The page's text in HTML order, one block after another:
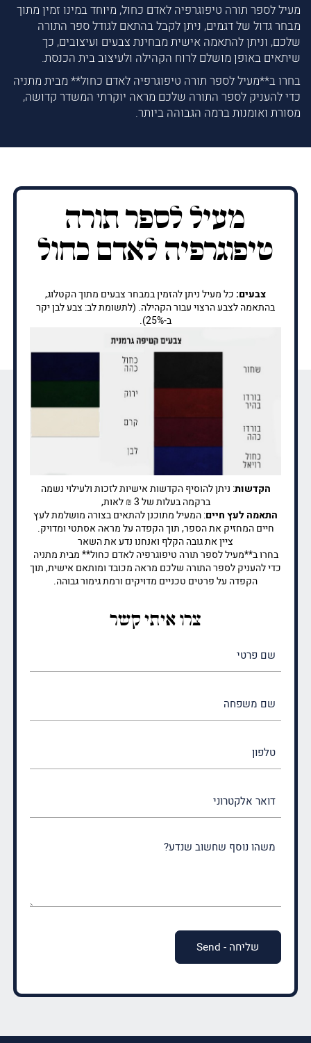
מעיל לספר תורה טיפוגרפיה לאדם כחול, מיוחד במינו זמין מתוך
מבחר גדול של דגמים, ניתן לקבל בהתאם לגודל ספר התורה
שלכם, וניתן להתאמה אישית מבחינת צבעים ועיצובים, כך
שיתאים באופן מושלם לרוח הקהילה ולעיצוב בית הכנסת.
בחרו ב**מעיל לספר תורה טיפוגרפיה לאדם כחול** מבית מתניה
כדי להעניק לספר התורה שלכם מראה יוקרתי המשדר קדושה,
מסורת ואומנות ברמה הגבוהה ביותר.
מעיל לספר תורה
טיפוגרפיה לאדם כחול
צבעים: כל מעיל ניתן להזמין במבחר צבעים מתוך הקטלוג,
בהתאמה לצבע הרצוי עבור הקהילה. (לתשומת לב: צבע לבן יקר
ב-25%).
הקדשות: ניתן להוסיף הקדשות אישיות לזכות ולעילוי נשמה
ברקמה בעלות של 3 ₪ לאות,
התאמה לעץ חיים: המעיל מתוכנן להתאים בצורה מושלמת לעץ
חיים המחזיק את הספר, תוך הקפדה על מראה אסתטי ומדויק.
ציין את גובה הקלף ואנחנו נדע את השאר
בחרו ב**מעיל לספר תורה טיפוגרפיה לאדם כחול** מבית מתניה
כדי להעניק לספר התורה שלכם מראה מכובד ומותאם אישית, תוך
הקפדה על פרטים טכניים מדויקים ורמת גימור גבוהה.
צרו איתי קשר
(חובה)
(חובה)